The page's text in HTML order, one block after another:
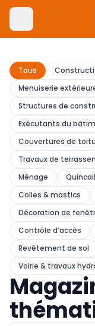
Tous
Menuiserie
Structures de
Exécutants du
Couvertures de
Travaux de
Ménage
Colles & mastics
Décoration de
Contrôle d’accès
Revêtement de sol
Voirie & travaux